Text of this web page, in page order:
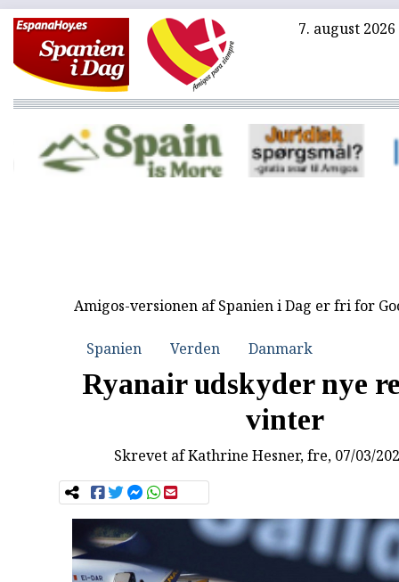
7. august 2026
Amigos-versionen af Spanien i Dag er fri for
Spanien Verden Danmark
Ryanair udskyder nye
vinter
Skrevet afKathrine Hesner, fre, 07/03/